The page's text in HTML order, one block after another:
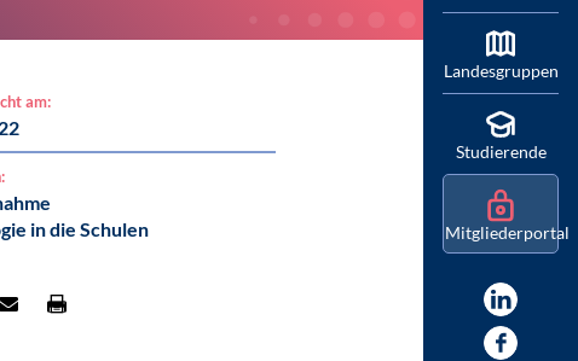
am:
in die Schulen
Landesgruppen
Studierende
Mitgliederportal